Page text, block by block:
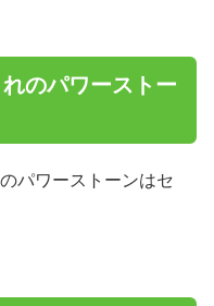
のパワーストー
パワーストーンはセ